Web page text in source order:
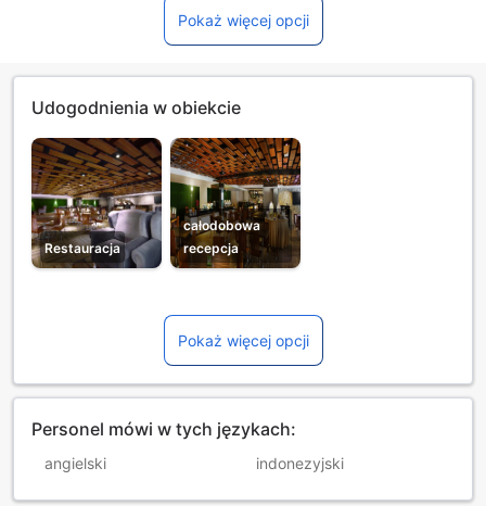
Pokaż więcej opcji
Udogodnienia w obiekcie
Restauracja
całodobowa
recepcja
Pokaż więcej opcji
Personel mówi w tych językach:
angielski indonezyjski